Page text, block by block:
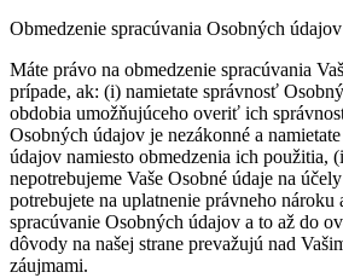
Obmedzenie spracúvania Osobných údajov
Máte právo na obmedzenie spracúvania
prípade, ak: (i) namietate správnosť
obdobia umožňujúceho overiť ich
Osobných údajov je nezákonné a
údajov namiesto obmedzenia ich použitia,
nepotrebujeme Vaše Osobné údaje na
potrebujete na uplatnenie právneho nároku
spracúvanie Osobných údajov a to až do
dôvody na našej strane prevažujú nad
záujmami.